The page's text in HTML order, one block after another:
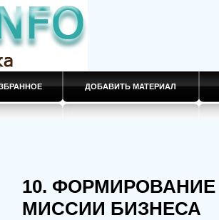
ДОБАВИТЬ МАТЕРИАЛ
10.
МИССИИ БИЗНЕСА